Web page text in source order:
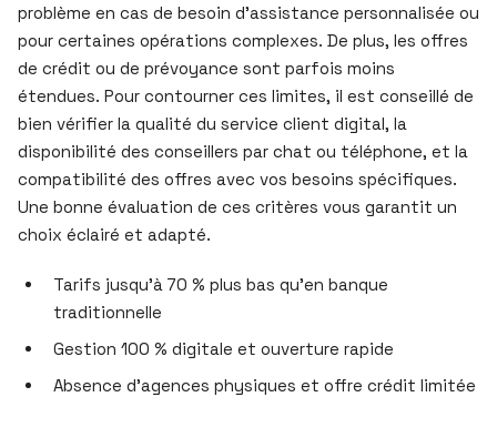
problème en cas de besoin d’assistance personnalisée ou
pour certaines opérations complexes. De plus, les offres
de crédit ou de prévoyance sont parfois moins
étendues. Pour contourner ces limites, il est conseillé de
bien vérifier la qualité du service client digital, la
disponibilité des conseillers par chat ou téléphone, et la
compatibilité des offres avec vos besoins spécifiques.
Une bonne évaluation de ces critères vous garantit un
choix éclairé et adapté.
Tarifs jusqu’à 70 % plus bas qu’en banque
traditionnelle
Gestion 100 % digitale et ouverture rapide
Absence d’agences physiques et offre crédit limitée